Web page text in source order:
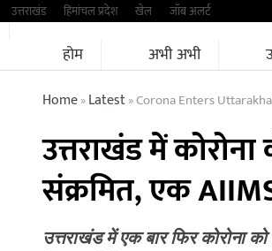
उत्तराखंड हिमांचल प्रदेश खेल जॉब अलर्ट
होम अभी अभी
Home»Latest»Corona Enters Uttarakhand
उत्तराखंड में
संक्रमित, एक
उत्तराखंड में एक बार फिर कोरोना